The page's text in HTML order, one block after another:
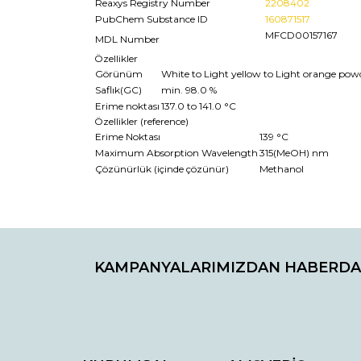
Reaxys Registry Number
2208402
PubChem Substance ID
160871517
MDL Number
MFCD00157167
Özellikler
Görünüm
White to Light yellow to Light orange
Saflık(GC)
min. 98.0 %
Erime noktası 137.0 to 141.0 °C
Özellikler (reference)
Erime Noktası
139 °C
Maximum Absorption Wavelength 315(MeOH) nm
Çözünürlük (içinde çözünür)
Methanol
Görüş ve önerileriniz için teşekkür ederiz.
Ürün resmi kalitesiz, bozuk veya
Bu ürüne benzer farklı alternatifler olmalı.
KAMPANYALARIMIZDAN